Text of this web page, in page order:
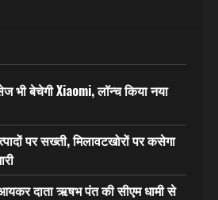
भी बेचेगी Xiaomi, लॉन्च किया नया
पर सख्ती, मिलावटखोरों पर कसेगा
दाता ऋषभ पंत की सीएम धामी से